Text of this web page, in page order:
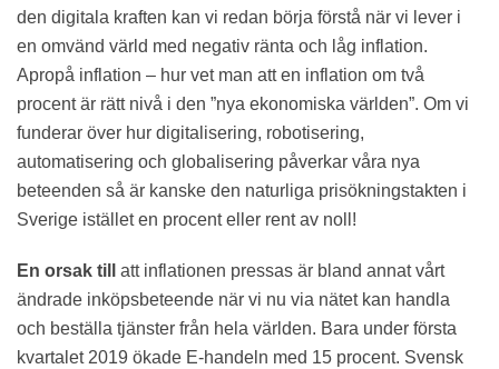
den digitala kraften kan vi redan börja förstå när vi lever i
en omvänd värld med negativ ränta och låg inflation.
Apropå inflation – hur vet man att en inflation om två
procent är rätt nivå i den ”nya ekonomiska världen”. Om vi
funderar över hur digitalisering, robotisering,
automatisering och globalisering påverkar våra nya
beteenden så är kanske den naturliga prisökningstakten i
Sverige istället en procent eller rent av noll!
En orsak till
att inflationen pressas är bland annat vårt
ändrade inköpsbeteende när vi nu via nätet kan handla
och beställa tjänster från hela världen. Bara under första
kvartalet 2019 ökade E-handeln med 15 procent. Svensk